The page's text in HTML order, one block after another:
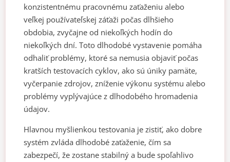
konzistentnému pracovnému zaťaženiu alebo
veľkej používateľskej záťaži počas dlhšieho
obdobia, zvyčajne od niekoľkých hodín do
niekoľkých dní. Toto dlhodobé vystavenie pomáha
odhaliť problémy, ktoré sa nemusia objaviť počas
kratších testovacích cyklov, ako sú úniky pamäte,
vyčerpanie zdrojov, zníženie výkonu systému alebo
problémy vyplývajúce z dlhodobého hromadenia
údajov.
Hlavnou myšlienkou testovania je zistiť, ako dobre
systém zvláda dlhodobé zaťaženie, čím sa
zabezpečí, že zostane stabilný a bude spoľahlivo